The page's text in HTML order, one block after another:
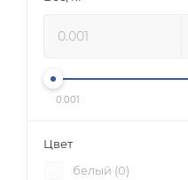
0.001
Цвет
белый (0)